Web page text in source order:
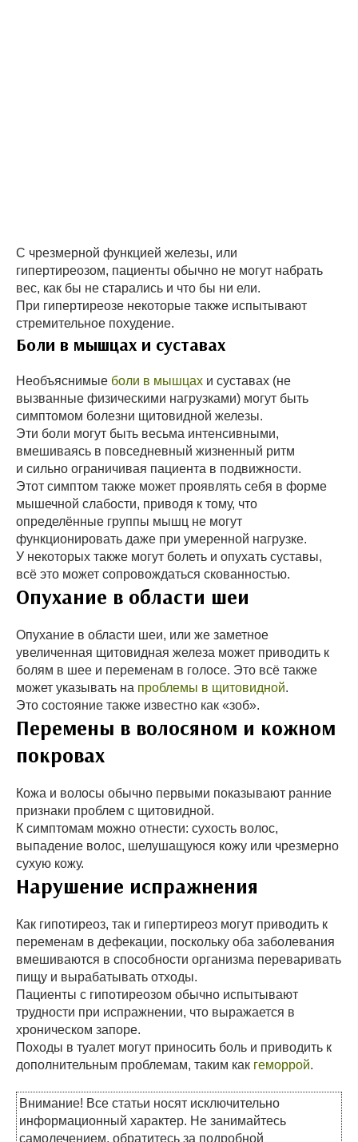
С чрезмерной функцией железы, или
гипертиреозом, пациенты обычно не могут набрать
вес, как бы не старались и что бы ни ели.
При гипертиреозе некоторые также испытывают
стремительное похудение.
Боли в мышцах и суставах
Необъяснимые боли в мышцах и суставах (не
вызванные физическими нагрузками) могут быть
симптомом болезни щитовидной железы.
Эти боли могут быть весьма интенсивными,
вмешиваясь в повседневный жизненный ритм
и сильно ограничивая пациента в подвижности.
Этот симптом также может проявлять себя в форме
мышечной слабости, приводя к тому, что
определённые группы мышц не могут
функционировать даже при умеренной нагрузке.
У некоторых также могут болеть и опухать суставы,
всё это может сопровождаться скованностью.
Опухание в области шеи
Опухание в области шеи, или же заметное
увеличенная щитовидная железа может приводить к
болям в шее и переменам в голосе. Это всё также
может указывать на проблемы в щитовидной.
Это состояние также известно как «зоб».
Перемены в волосяном и кожном
покровах
Кожа и волосы обычно первыми показывают ранние
признаки проблем с щитовидной.
К симптомам можно отнести: сухость волос,
выпадение волос, шелушащуюся кожу или чрезмерно
сухую кожу.
Нарушение испражнения
Как гипотиреоз, так и гипертиреоз могут приводить к
переменам в дефекации, поскольку оба заболевания
вмешиваются в способности организма переваривать
пищу и вырабатывать отходы.
Пациенты с гипотиреозом обычно испытывают
трудности при испражнении, что выражается в
хроническом запоре.
Походы в туалет могут приносить боль и приводить к
дополнительным проблемам, таким как геморрой.
Внимание! Все статьи носят исключительно
информационный характер. Не занимайтесь
самолечением, обратитесь за подробной